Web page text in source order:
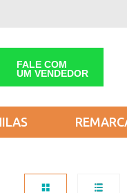
FALE COM
UM VENDEDOR